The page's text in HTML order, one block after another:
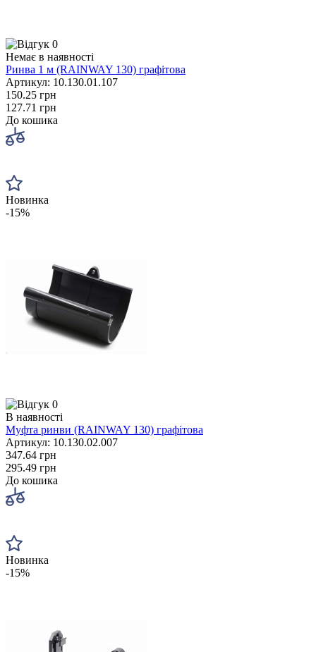
0
Немає в наявності
Ринва 1 м (RAINWAY 130) графітова
Артикул: 10.130.01.107
150.25 грн
127.71 грн
До кошика
Новинка
-15%
0
В наявності
Муфта ринви (RAINWAY 130) графітова
Артикул: 10.130.02.007
347.64 грн
295.49 грн
До кошика
Новинка
-15%